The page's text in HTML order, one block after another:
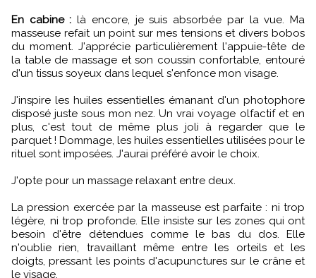
En cabine : là encore, je suis absorbée par la vue. Ma
masseuse refait un point sur mes tensions et divers bobos
du moment. J'apprécie particulièrement l'appuie-tête de
la table de massage et son coussin confortable, entouré
d'un tissus soyeux dans lequel s'enfonce mon visage.
J'inspire les huiles essentielles émanant d'un photophore
disposé juste sous mon nez. Un vrai voyage olfactif et en
plus, c'est tout de même plus joli à regarder que le
parquet ! Dommage, les huiles essentielles utilisées pour le
rituel sont imposées. J'aurai préféré avoir le choix.
J'opte pour un massage relaxant entre deux.
La pression exercée par la masseuse est parfaite : ni trop
légère, ni trop profonde. Elle insiste sur les zones qui ont
besoin d'être détendues comme le bas du dos. Elle
n'oublie rien, travaillant même entre les orteils et les
doigts, pressant les points d'acupunctures sur le crâne et
le visage.